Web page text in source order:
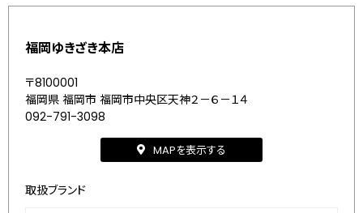
福岡ゆきざき本店
〒8100001
福岡県 福岡市 福岡市中央区天神２－６－１４
092-791-3098
MAPを表示する
取扱ブランド